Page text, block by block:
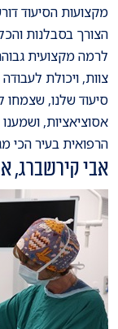
מקצועות הסיעוד
הצורך בסבלנות
לרמה מקצועית
צוות, ויכולת
סיעוד שלנו, שצמחו
אסוציאציות,
הרפואית בעיר הכי
אבי קירשברג,